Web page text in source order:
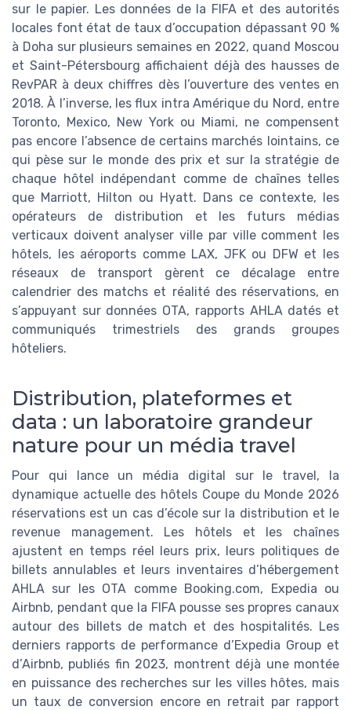
sur le papier. Les données de la FIFA et des autorités
locales font état de taux d’occupation dépassant 90 %
à Doha sur plusieurs semaines en 2022, quand Moscou
et Saint-Pétersbourg affichaient déjà des hausses de
RevPAR à deux chiffres dès l’ouverture des ventes en
2018. À l’inverse, les flux intra Amérique du Nord, entre
Toronto, Mexico, New York ou Miami, ne compensent
pas encore l’absence de certains marchés lointains, ce
qui pèse sur le monde des prix et sur la stratégie de
chaque hôtel indépendant comme de chaînes telles
que Marriott, Hilton ou Hyatt. Dans ce contexte, les
opérateurs de distribution et les futurs médias
verticaux doivent analyser ville par ville comment les
hôtels, les aéroports comme LAX, JFK ou DFW et les
réseaux de transport gèrent ce décalage entre
calendrier des matchs et réalité des réservations, en
s’appuyant sur données OTA, rapports AHLA datés et
communiqués trimestriels des grands groupes
hôteliers.
Distribution, plateformes et
data : un laboratoire grandeur
nature pour un média travel
Pour qui lance un média digital sur le travel, la
dynamique actuelle des hôtels Coupe du Monde 2026
réservations est un cas d’école sur la distribution et le
revenue management. Les hôtels et les chaînes
ajustent en temps réel leurs prix, leurs politiques de
billets annulables et leurs inventaires d’hébergement
AHLA sur les OTA comme Booking.com, Expedia ou
Airbnb, pendant que la FIFA pousse ses propres canaux
autour des billets de match et des hospitalités. Les
derniers rapports de performance d’Expedia Group et
d’Airbnb, publiés fin 2023, montrent déjà une montée
en puissance des recherches sur les villes hôtes, mais
un taux de conversion encore en retrait par rapport